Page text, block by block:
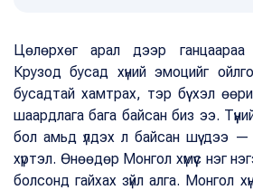
Цөлөрхөг арал дээр ганцаараа
Крузод бусад хүний эмоцийг
бусадтай хамтрах, тэр бүү хэл
шаардлага бага байсан биз ээ.
бол амьд үлдэх л байсан шүү дээ
хүртэл. Өнөөдөр Монгол хүмүүс нэг
болсонд гайхах зүйл алга. Монгол